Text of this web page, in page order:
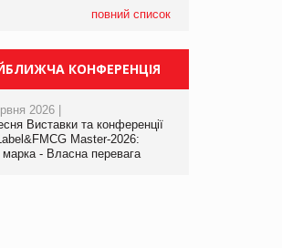
повний список
КОНФЕРЕНЦІЯ
2026 |
Виставки та конференції
Master-2026:
- Власна перевага